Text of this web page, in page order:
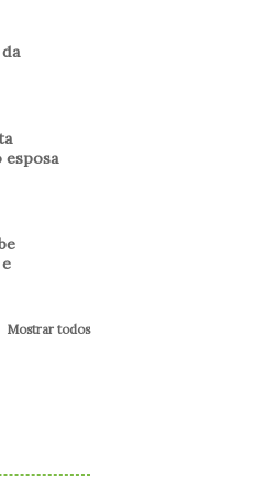
Mostrar todos